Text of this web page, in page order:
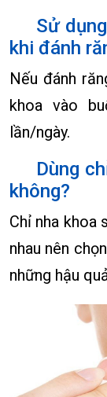
Sử
khi đánh
Nếu đánh
khoa vào
lần/ngày.
Dùng
không?
Chỉ nha khoa
nhau nên
những hậu